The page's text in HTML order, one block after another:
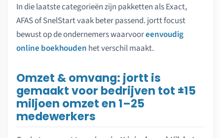
In die laatste categorieën zijn pakketten als Exact,
AFAS of SnelStart vaak beter passend. jortt focust
bewust op de ondernemers waarvooreenvoudig
online boekhouden het verschil maakt.
Omzet & omvang: jortt is
gemaakt voor bedrijven tot ±15
miljoen omzet en 1–25
medewerkers